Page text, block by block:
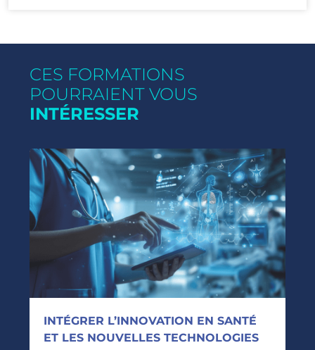
CES FORMATIONS
POURRAIENT VOUS
INTÉRESSER
INTÉGRER L’INNOVATION EN SANTÉ
ET LES NOUVELLES TECHNOLOGIES